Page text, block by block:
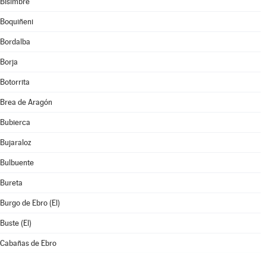
Boquiñeni
Bordalba
Borja
Botorrita
Brea de Aragón
Bubierca
Bujaraloz
Bulbuente
Bureta
Burgo de Ebro (El)
Buste (El)
Cabañas de Ebro